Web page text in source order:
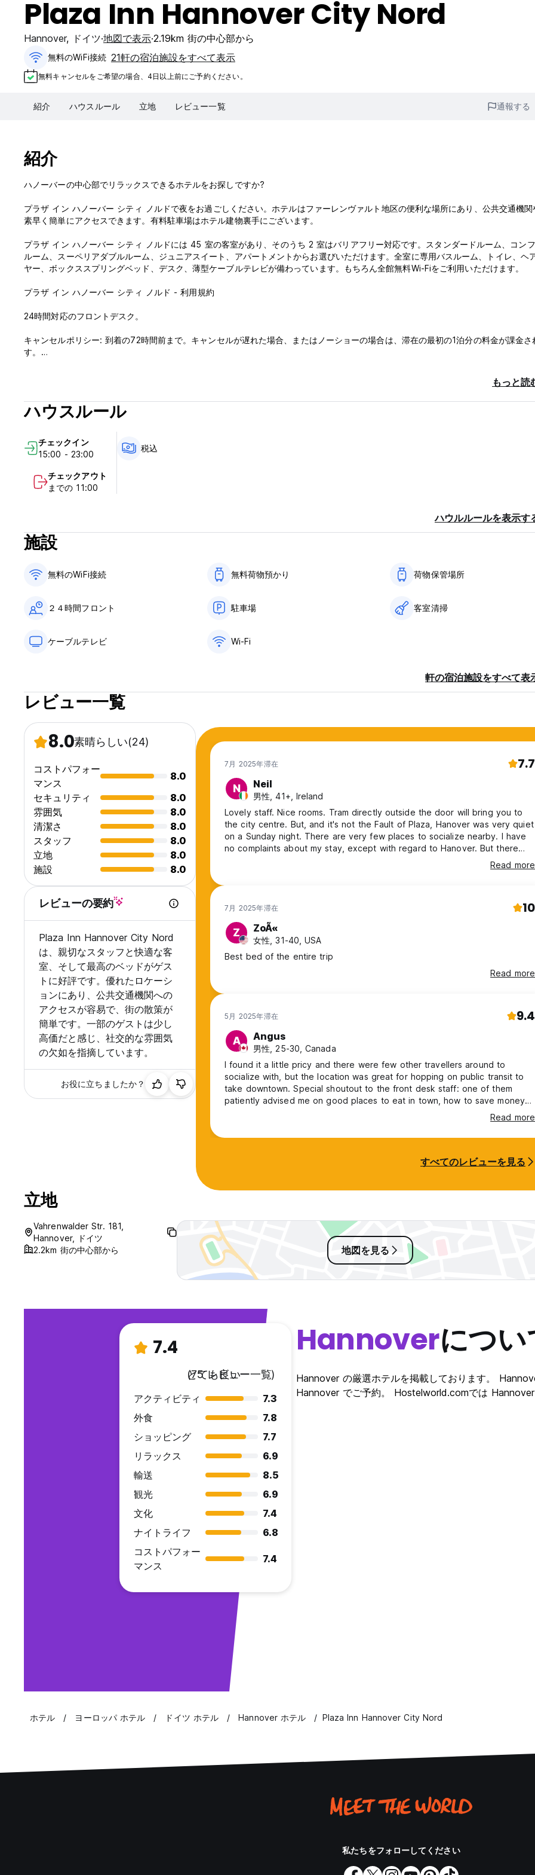
Plaza Inn Hannover City Nord
Hannover, ドイツ 地図で表示 2.19km 街の中心部から
無料のWiFi接続 21軒の宿泊施設をすべて表示
無料キャンセルをご希望の場合、4日以上前にご予約ください。
紹介 ハウスルール 立地 レビュー一覧 通報する
紹介
ハノーバーの中心部でリラックスできるホテルをお探しですか?
プラザ イン ハノーバー シティ ノルドで夜をお過ごしください。ホテルはファーレンヴァルト地区の便利な場所にあり、公共交通機関
素早く簡単にアクセスできます。有料駐車場はホテル建物裏手にございます。
プラザ イン ハノーバー シティ ノルドには 45 室の客室があり、そのうち 2 室はバリアフリー対応です。スタンダードルーム、コン
ルーム、スーペリアダブルルーム、ジュニアスイート、アパートメントからお選びいただけます。全室に専用バスルーム、トイレ、ヘ
ヤー、ボックススプリングベッド、デスク、薄型ケーブルテレビが備わっています。もちろん全館無料Wi-Fiをご利用いただけます。
プラザ イン ハノーバー シティ ノルド - 利用規約
24時間対応のフロントデスク。
キャンセルポリシー: 到着の72時間前まで。キャンセルが遅れた場合、またはノーショーの場合は、滞在の最初の1泊分の料金が課金さ
す。
到着時に現金、クレジットカード、デビットカードでお支払いください。
朝食込み。
門限はありません。
(Auto-translated from original language)
もっと読
ハウスルール
チェックイン
15:00 - 23:00
チェックアウト
までの 11:00
税込
ハウルルールを表示す
施設
無料のWiFi接続 無料荷物預かり 荷物保管場所
２４時間フロント 駐車場 客室清掃
ケーブルテレビ Wi-Fi
軒の宿泊施設をすべて表
レビュー一覧
8.0素晴らしい(24)
コストパフォー
マンス
8.0
セキュリティ
8.0
雰囲気
8.0
清潔さ
8.0
スタッフ
8.0
立地
8.0
施設
8.0
レビューの要約
Plaza Inn Hannover City Nord
は、親切なスタッフと快適な客
室、そして最高のベッドがゲス
トに好評です。優れたロケーシ
ョンにあり、公共交通機関への
アクセスが容易で、街の散策が
簡単です。一部のゲストは少し
高価だと感じ、社交的な雰囲気
の欠如を指摘しています。
お役に立ちましたか？
7月 2025年滞在 7.7
N Neil
男性, 41+, Ireland
Lovely staff. Nice rooms. Tram directly outside the door will bring you to
the city centre. But, and it's not the Fault of Plaza, Hanover was very quiet
on a Sunday night. There are very few places to socialize nearby. I have
no complaints about my stay, except with regard to Hanover. But there
again, perhaps I need to spend longer in the city than a single night.Read more
7月 2025年滞在 10
Z ZoÃ«
女性, 31-40, USA
Best bed of the entire trip
Read more
5月 2025年滞在 9.4
A Angus
男性, 25-30, Canada
I found it a little pricy and there were few other travellers around to
socialize with, but the location was great for hopping on public transit to
take downtown. Special shoutout to the front desk staff: one of them
patiently advised me on good places to eat in town, how to save money
taking trains, and even made inquiries on the phone for me. The breakfast
was solid, but I felt mislead by the app because it says breakfast was
included (I paid about 10€).
Read more
すべてのレビューを見る
立地
Vahrenwalder Str. 181,
Hannover, ドイツ
2.2km 街の中心部から
地図を見る
7.4
とても良い
(75 レビュー一覧)
アクティビティ
7.3
外食
7.8
ショッピング
7.7
リラックス
6.9
輸送
8.5
観光
6.9
文化
7.4
ナイトライフ
6.8
コストパフォー
マンス
7.4
Hannoverについ
Hannover の厳選ホテルを掲載しております。
Hannover でご予約。 Hostelworld.comでは
ホテル ヨーロッパ ホテル ドイツ ホテル Hannover ホテル Plaza Inn Hannover City Nord
私たちをフォローしてください